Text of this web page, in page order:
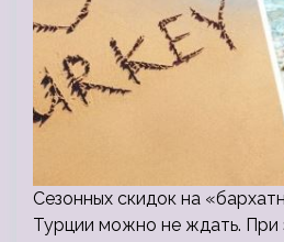
Сезонных скидок на
Турции можно не ждать.